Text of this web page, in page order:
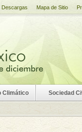
Climático Sociedad
Descargas Mapa de Sitio